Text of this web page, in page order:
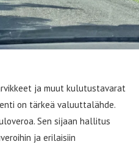
ja muut kulutustavarat
on tärkeä valuuttalähde.
Sen sijaan hallitus
ja erilaisiin